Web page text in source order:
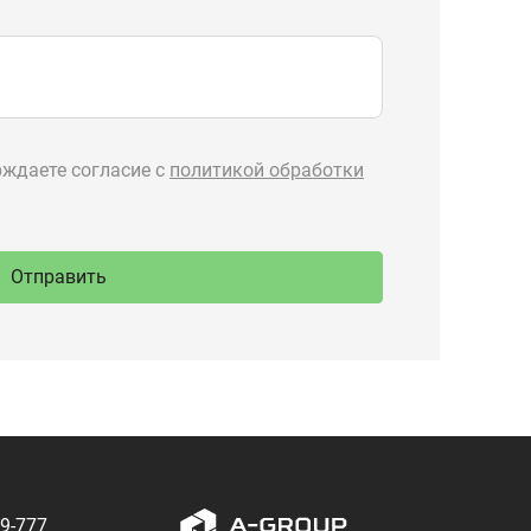
777
71
спецтехники
Разработка — ALGUS